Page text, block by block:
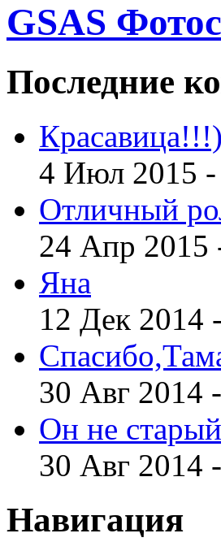
GSAS
Последние
4 Июл 2015 -
Отличный
24 Апр 2015
Яна
12 Дек 2014
30 Авг 2014
Он не
30 Авг 2014
Навигация